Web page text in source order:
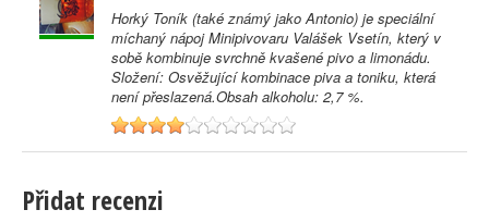
Horký Toník (také známý jako Antonio) je speciální
míchaný nápoj Minipivovaru Valášek Vsetín, který v
sobě kombinuje svrchně kvašené pivo a limonádu.
Složení: Osvěžující kombinace piva a toniku, která
není přeslazená.Obsah alkoholu: 2,7 %.
4
Přidat recenzi